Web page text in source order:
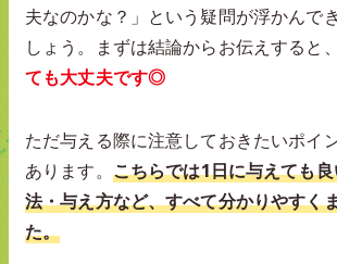
夫なのかな？」という疑問が浮かんで
しょう。まずは結論からお伝えすると、
ても大丈夫です◎
ただ与える際に注意しておきたいポイ
あります。 こちらでは1日に与えても
法・与え方など、すべて分かりやすく
た。